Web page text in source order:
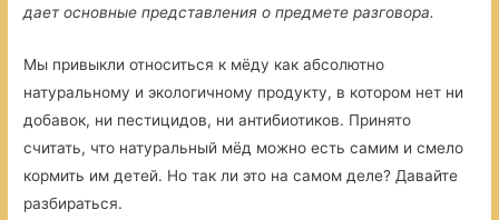
дает основные представления о предмете разговора.
Мы привыкли относиться к мёду как абсолютно
натуральному и экологичному продукту, в котором нет ни
добавок, ни пестицидов, ни антибиотиков. Принято
считать, что натуральный мёд можно есть самим и смело
кормить им детей. Но так ли это на самом деле? Давайте
разбираться.